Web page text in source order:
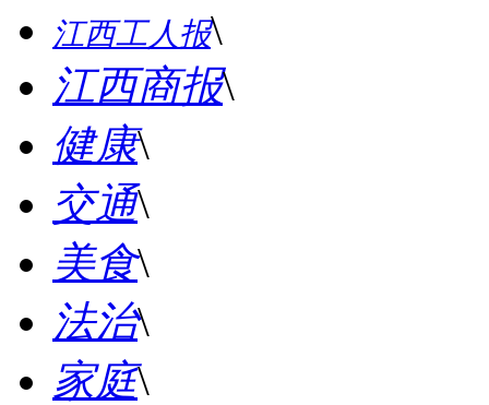
江西工人报\
江西商报\
健康\
交通\
美食\
法治\
家庭\